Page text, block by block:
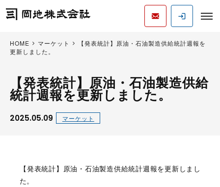
HOME マーケット
【発表統計】原油・石油製造供給統計週報を
更新しました。
【発表統計】原油・石油製造供給
統計週報を更新しました。
2025.05.09 マーケット
【発表統計】原油・石油製造供給統計週報を更新しまし
た。